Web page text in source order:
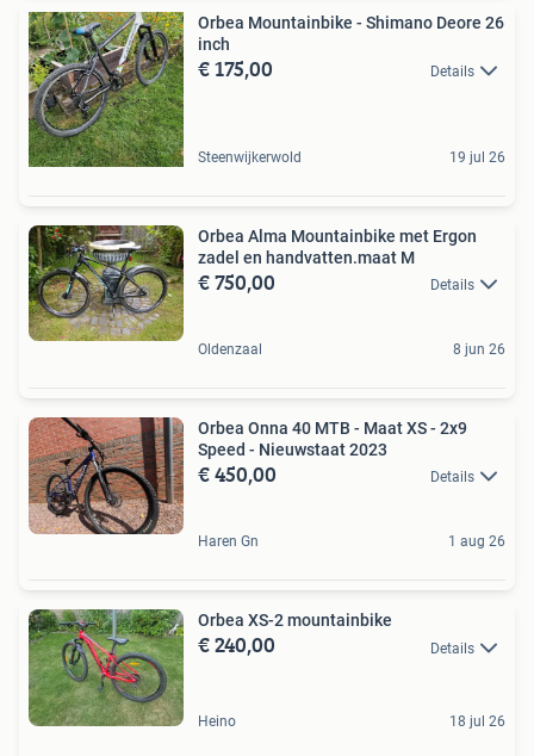
Orbea Mountainbike - Shimano Deore 26
inch
€ 175,00 Details
Steenwijkerwold 19 jul 26
Orbea Alma Mountainbike met Ergon
zadel en handvatten.maat M
€ 750,00 Details
Oldenzaal 8 jun 26
Orbea Onna 40 MTB - Maat XS - 2x9
Speed - Nieuwstaat 2023
€ 450,00 Details
Haren Gn 1 aug 26
Orbea XS-2 mountainbike
€ 240,00 Details
Heino 18 jul 26